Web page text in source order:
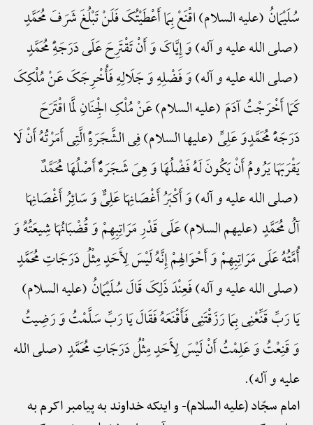
سُلَیْمَانُ (علیه السلام) اقْنَعْ بِمَا أَعْطَیْتُکَ فَلَنْ تَبْلُغَ شَرَفَ مُحَمَّدٍ
(صلی الله علیه و آله) وَ إِیَّاکَ وَ أَنْ تَقْتَرِحَ عَلَی دَرَجَهًِْ مُحَمَّدٍ
(صلی الله علیه و آله) وَ فَضْلِهِ وَ جَلَالِهِ فَأُخْرِجَکَ عَنْ مُلْکِکَ
کَمَا أَخْرَجْتُ آدَمَ (علیه السلام) عَنْ مُلْکِ الْجِنَانِ لَمَّا اقْتَرَحَ
دَرَجَهًَْ مُحَمَّدٍوَ عَلِیٍّ (علیها السلام) فِی الشَّجَرَهًِْ الَّتِی أَمَرْتُهُ أَنْ لَا
یَقْرَبَهَا یَرُومُ أَنْ یَکُونَ لَهُ فَضْلُهَا وَ هِیَ شَجَرَهًٌْ أَصْلُهَا مُحَمَّدٌ
(صلی الله علیه و آله) وَ أَکْبَرُ أَغْصَانِهَا عَلِیٌّ وَ سَائِرُ أَغْصَانِهَا
آلُ مُحَمَّدٍ (علیهم السلام) عَلَی قَدْرِ مَرَاتِبِهِمْ وَ قُضْبَانُهَا شِیعَتُهُ وَ
أُمَّتُهُ عَلَی مَرَاتِبِهِمْ وَ أَحْوَالِهِمْ إِنَّهُ لَیْسَ لِأَحَدٍ مِثْلُ دَرَجَاتِ مُحَمَّدٍ
(صلی الله علیه و آله) فَعِنْدَ ذَلِکَ قَالَ سُلَیْمَانُ (علیه السلام)
یَا رَبِّ قَنِّعْنِی بِمَا رَزَقْتَنِی فَأَقْنَعَهُ فَقَالَ یَا رَبِّ سَلَّمْتُ وَ رَضِیتُ
وَ قَنِعْتُ وَ عَلِمْتُ أَنْ لَیْسَ لِأَحَدٍ مِثْلُ دَرَجَاتِ مُحَمَّدٍ (صلی الله
علیه و آله).
امام سجّاد (علیه السلام)-و اینکه خداوند به پیامبر اکرم به